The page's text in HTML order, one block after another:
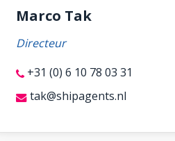
Marco Tak
Directeur
+31 (0) 6 10 78 03 31
tak@shipagents.nl